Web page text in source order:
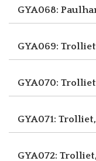
GYA068:
GYA069:
GYA070:
GYA071:
GYA072: